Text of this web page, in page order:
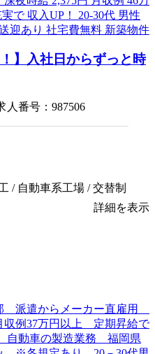
】入社日からずっと時
番号：987506
/ 自動車系工場 / 交替制
詳細を表示